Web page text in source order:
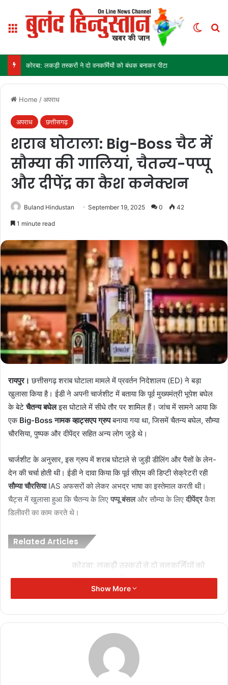
Menu
कोरबा: लकड़ी तस्करों ने दो वनकर्मियों को बंधक बनाकर पीटा
Home /अपराध
अपराध छत्तीसगढ़
शराब घोटाला: Big-Boss चैट में
सौम्या की गालियां, चैतन्य-पप्पू
और दीपेंद्र का कैश कनेक्शन
Buland Hindustan September 19, 2025 0 42
1 minute read
रायपुर। छत्तीसगढ़ शराब घोटाला मामले में प्रवर्तन निदेशालय (ED) ने बड़ा
खुलासा किया है। ईडी ने अपनी चार्जशीट में बताया कि पूर्व मुख्यमंत्री भूपेश बघेल
के बेटेचैतन्य बघेलइस घोटाले में सीधे तौर पर शामिल हैं। जांच में सामने आया कि
एक Big-Boss नामक व्हाट्सएप ग्रुपबनाया गया था, जिसमें चैतन्य बघेल, सौम्या
चौरसिया, पुष्पक और दीपेंद्र सहित अन्य लोग जुड़े थे।
चार्जशीट के अनुसार, इस ग्रुप में शराब घोटाले से जुड़ी डीलिंग और पैसों के लेन-
देन की चर्चा होती थी। ईडी ने दावा किया कि पूर्व सीएम की डिप्टी सेक्रेटरी रही
सौम्या चौरसियाIAS अफसरों को लेकर अभद्र भाषा का इस्तेमाल करती थी।
चैट्स में खुलासा हुआ कि चैतन्य के लिएपप्पू बंसलऔर सौम्या के लिएदीपेंद्रकैश
डिलीवरी का काम करते थे।
Related Articles
कोरबा: लकड़ी तस्करों ने दो वनकर्मियों को
बंधक बनाकर पीटा
November 17, 2025
SIR कार्य में लापरवाही: महासमुंद में 9
November 17, 2025
दीपक बैज का चेतावनी भरा अल्टीमेटम: 30
नवंबर तक नहीं घटीं बिजली दरें तो सीएम हाउस
Show More